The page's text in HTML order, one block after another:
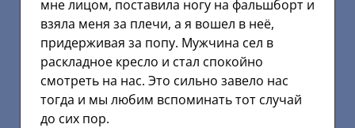
мне лицом, поставила ногу на фальшборт и
взяла меня за плечи, а я вошел в неё,
придерживая за попу. Мужчина сел в
раскладное кресло и стал спокойно
смотреть на нас. Это сильно завело нас
тогда и мы любим вспоминать тот случай
до сих пор.